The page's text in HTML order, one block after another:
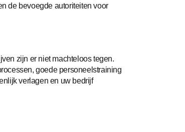
de bevoegde autoriteiten voor
zijn er niet machteloos tegen.
goede personeelstraining
verlagen en uw bedrijf